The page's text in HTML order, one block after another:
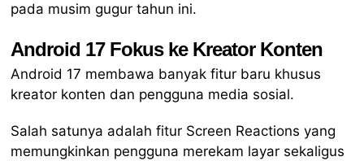
pada musim gugur tahun ini.
Android 17 Fokus ke Kreator Konten
Android 17 membawa banyak fitur baru khusus
kreator konten dan pengguna media sosial.
Salah satunya adalah fitur Screen Reactions yang
memungkinkan pengguna merekam layar sekaligus